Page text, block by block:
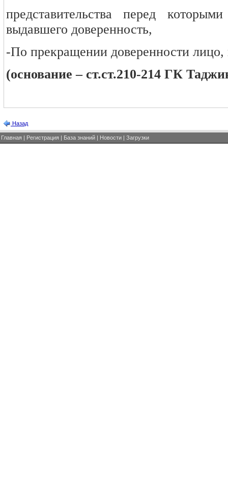
представительства перед
выдавшего доверенность,
-По прекращении доверенности лицо,
(основание – ст.ст.210-214 ГК
Назад
Главная | Регистрация | База знаний | Новости | Загрузки